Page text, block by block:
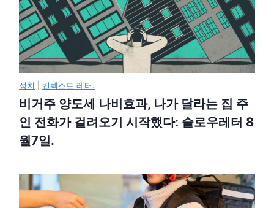
정치 컨텍스트 레터.
비거주 양도세 나비효과, 나가 달라는 집 주
인 전화가 걸려오기 시작했다: 슬로우레터 8
월7일.